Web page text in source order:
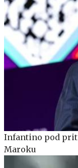
Infantino pod
Maroku